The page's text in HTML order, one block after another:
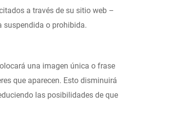
a través de su sitio web –
suspendida o prohibida.
una imagen única o frase
que aparecen. Esto disminuirá
las posibilidades de que